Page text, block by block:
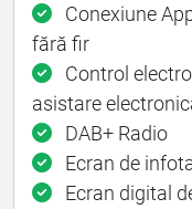
Conexiune
fără fir
Control
asistare
DAB+ Radio
Ecran de
Ecran digital